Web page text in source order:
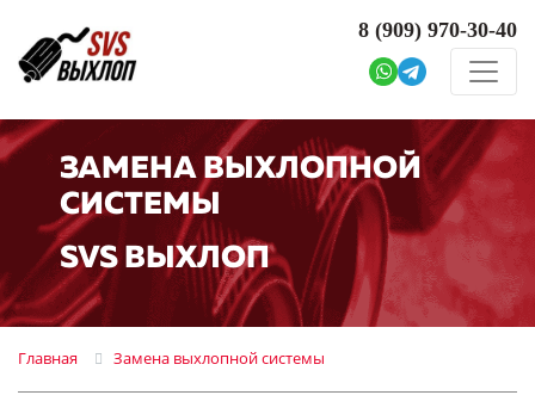
8 (909) 970-30-40
ЗАМЕНА ВЫХЛОПНОЙ
СИСТЕМЫ
SVS ВЫХЛОП
Главная Замена выхлопной системы